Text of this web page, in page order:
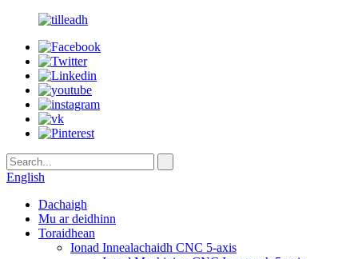
English
Dachaigh
Mu ar deidhinn
Toraidhean
Ionad Innealachaidh CNC 5-axis